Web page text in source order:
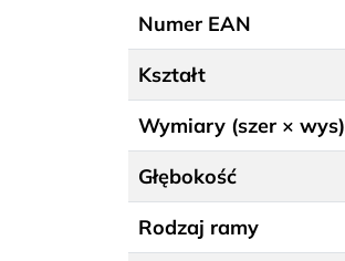
Numer EAN
Kształt
Wymiary (szer × wys)
Głębokość
Rodzaj ramy